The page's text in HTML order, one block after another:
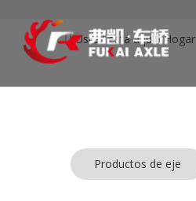
Usted está aquí: Hogar
Productos de eje